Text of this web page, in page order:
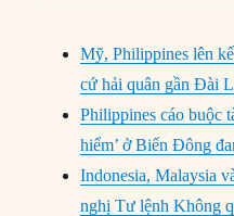
Mỹ, Philippines lên
cứ hải quân gần Đài
Philippines cáo buộc
hiểm’ ở Biển Đông
Indonesia, Malaysia
nghị Tư lệnh Không